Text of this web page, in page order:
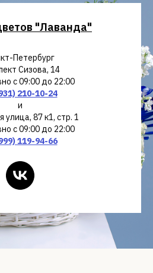
"Лаванда"
Петербург
Сизова, 14
с 09:00 до 22:00
210-10-24
и
улица, 87 к1, стр. 1
с 09:00 до 22:00
119-94-66